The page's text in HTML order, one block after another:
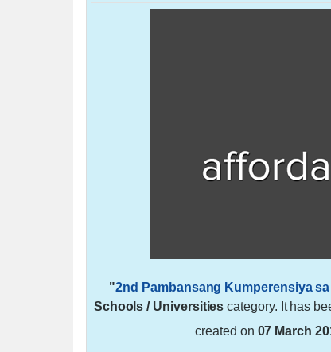
"2nd Pambansang Kumperensiya
Schools / Universities category. It has
created on 07 March